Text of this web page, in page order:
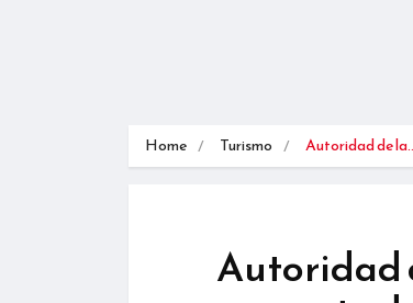
Home Turismo Autoridad de
Autoridad